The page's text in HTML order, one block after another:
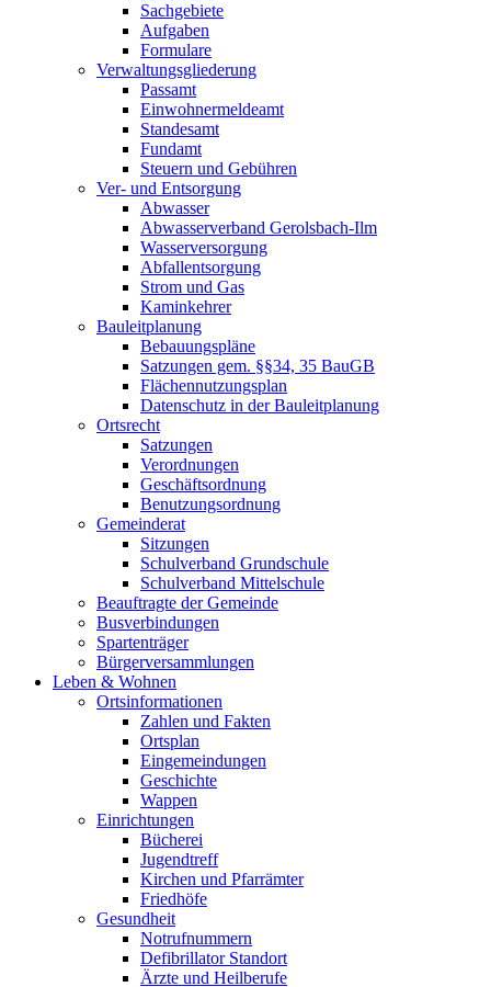
Sachgebiete
Aufgaben
Formulare
Verwaltungsgliederung
Passamt
Einwohnermeldeamt
Standesamt
Fundamt
Steuern und Gebühren
Ver- und Entsorgung
Abwasser
Abwasserverband Gerolsbach-Ilm
Wasserversorgung
Abfallentsorgung
Strom und Gas
Kaminkehrer
Bauleitplanung
Bebauungspläne
Satzungen gem. §§34, 35 BauGB
Flächennutzungsplan
Datenschutz in der Bauleitplanung
Ortsrecht
Satzungen
Verordnungen
Geschäftsordnung
Benutzungsordnung
Gemeinderat
Sitzungen
Schulverband Grundschule
Schulverband Mittelschule
Beauftragte der Gemeinde
Busverbindungen
Spartenträger
Bürgerversammlungen
Leben & Wohnen
Ortsinformationen
Zahlen und Fakten
Ortsplan
Eingemeindungen
Geschichte
Wappen
Einrichtungen
Bücherei
Jugendtreff
Kirchen und Pfarrämter
Friedhöfe
Gesundheit
Notrufnummern
Defibrillator Standort
Ärzte und Heilberufe